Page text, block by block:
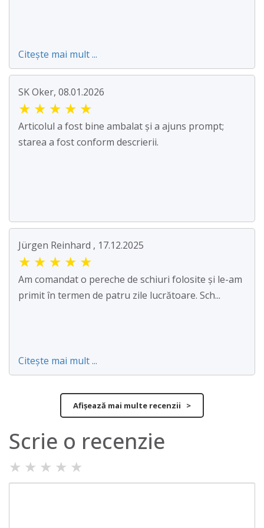
Citește mai mult ...
SK Oker, 08.01.2026
★ ★ ★ ★ ★
Articolul a fost bine ambalat și a ajuns prompt;
starea a fost conform descrierii.
Jürgen Reinhard , 17.12.2025
★ ★ ★ ★ ★
Am comandat o pereche de schiuri folosite și le-am
primit în termen de patru zile lucrătoare. Sch...
Citește mai mult ...
Afișează mai multe recenzii >
Scrie o recenzie
★ ★ ★ ★ ★